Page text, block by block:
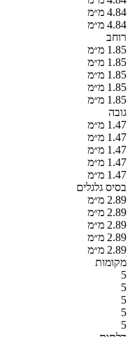
4.84 מ״מ
4.84 מ״מ
רוחב
1.85 מ״מ
1.85 מ״מ
1.85 מ״מ
1.85 מ״מ
1.85 מ״מ
גובה
1.47 מ״מ
1.47 מ״מ
1.47 מ״מ
1.47 מ״מ
1.47 מ״מ
בסיס גלגלים
2.89 מ״מ
2.89 מ״מ
2.89 מ״מ
2.89 מ״מ
2.89 מ״מ
מקומות
5
5
5
5
5